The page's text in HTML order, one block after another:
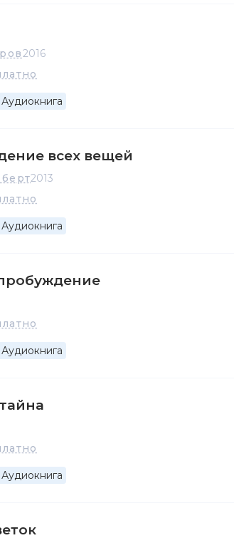
2016
Аудиокнига
всех вещей
2013
Аудиокнига
Аудиокнига
Аудиокнига